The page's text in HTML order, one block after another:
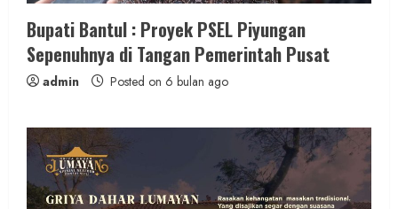
Bupati Bantul : Proyek PSEL Piyungan
Sepenuhnya di Tangan Pemerintah Pusat
admin Posted on 6 bulan ago